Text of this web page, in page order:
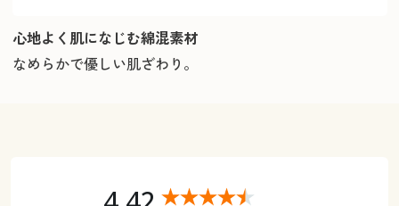
心地よく肌になじむ綿混素材
なめらかで優しい肌ざわり。